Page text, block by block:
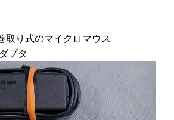
取り式のマイクロマウス
プタ